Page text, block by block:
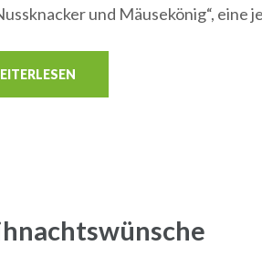
und Mäusekönig“, eine